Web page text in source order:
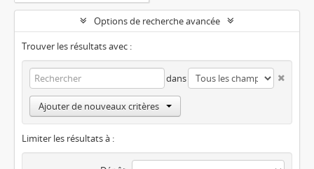
Options de recherche avancée
Trouver les résultats avec :
dans
Ajouter de nouveaux critères
Limiter les résultats à :